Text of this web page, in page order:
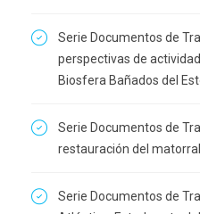
Serie Documentos de
perspectivas de
Biosfera Bañados del
Serie Documentos de
restauración del
Serie Documentos de